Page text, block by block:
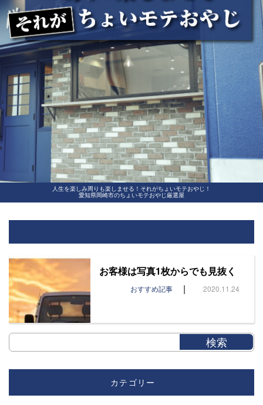
人生を楽しみ周りも楽しませる！それがちょいモテおやじ！
愛知県岡崎市のちょいモテおやじ厳選屋
お客様は写真1枚からでも見抜く
おすすめ記事 | 2020.11.24
カテゴリー